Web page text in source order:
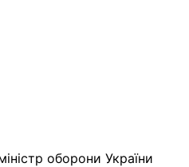
оборони України